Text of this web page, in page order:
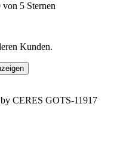
5 Sternen
Kunden.
CERES GOTS-11917